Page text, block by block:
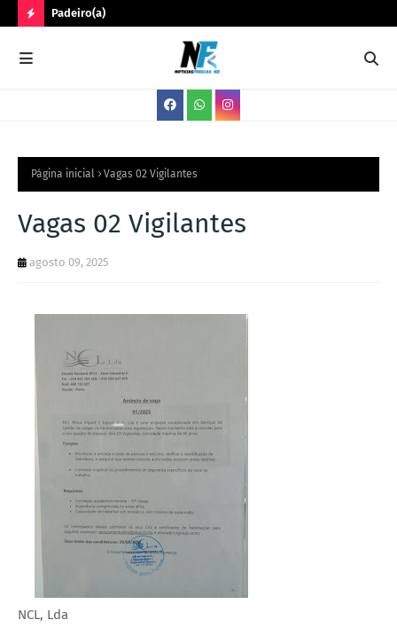
O
V
G
Padeiro(a)
Página inicial Vagas 02 Vigilantes
Vagas 02 Vigilantes
agosto 09, 2025
NCL, Lda